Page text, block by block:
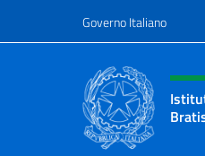
Governo Italiano
Intestazione